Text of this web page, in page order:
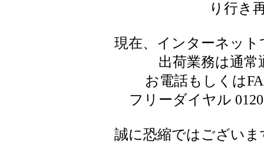
り行き
現在、インターネッ
出荷業務は通
お電話もしくは
フリーダイヤル
誠に恐縮ではござい